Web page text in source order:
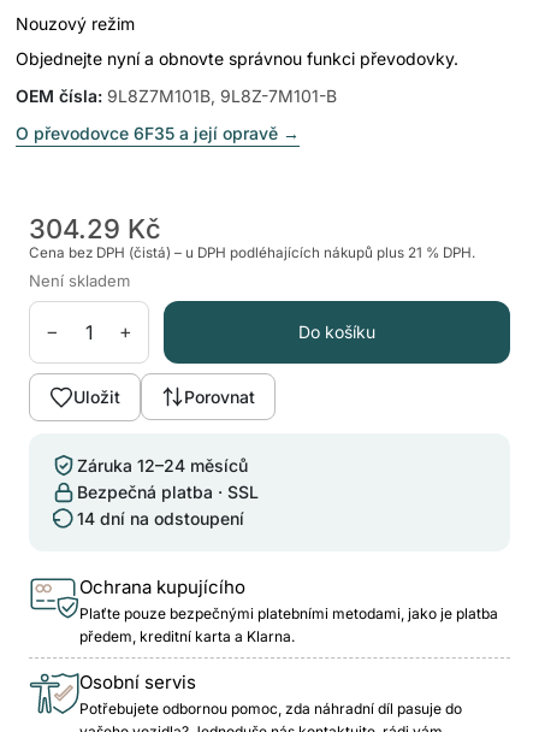
Nouzový režim
Objednejte nyní a obnovte správnou funkci převodovky.
OEM čísla: 9L8Z7M101B, 9L8Z-7M101-B
O převodovce 6F35 a její opravě →
304.29 Kč
Cena bez DPH (čistá) – u DPH podléhajících nákupů plus 21 % DPH.
Není skladem
− + Do košíku
Uložit Porovnat
Záruka 12–24 měsíců
Bezpečná platba · SSL
14 dní na odstoupení
Ochrana kupujícího
Plaťte pouze bezpečnými platebními metodami, jako je platba
předem, kreditní karta a Klarna.
Osobní servis
Potřebujete odbornou pomoc, zda náhradní díl pasuje do